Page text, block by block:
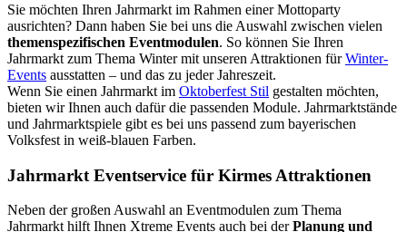
Sie möchten Ihren Jahrmarkt im Rahmen einer Mottoparty
ausrichten? Dann haben Sie bei uns die Auswahl zwischen vielen
themenspezifischen Eventmodulen. So können Sie Ihren
Jahrmarkt zum Thema Winter mit unseren Attraktionen fürWinter-
Events ausstatten – und das zu jeder Jahreszeit.
Wenn Sie einen Jahrmarkt im Oktoberfest Stil gestalten möchten,
bieten wir Ihnen auch dafür die passenden Module. Jahrmarktstände
und Jahrmarktspiele gibt es bei uns passend zum bayerischen
Volksfest in weiß-blauen Farben.
Jahrmarkt Eventservice für Kirmes Attraktionen
Neben der großen Auswahl an Eventmodulen zum Thema
Jahrmarkt hilft Ihnen Xtreme Events auch bei derPlanung und